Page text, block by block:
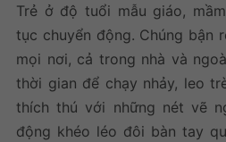
Trẻ ở độ tuổi mẫu giáo,
tục chuyển động. Chúng bận
mọi nơi, cả trong nhà và
thời gian để chạy nhảy, leo
thích thú với những nét vẽ
động khéo léo đôi bàn tay